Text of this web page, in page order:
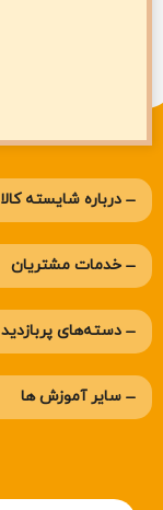
درباره‌ شایسته کالا
خدمات مشتریان
دسته‌های پربازدید
سایر آموزش ها